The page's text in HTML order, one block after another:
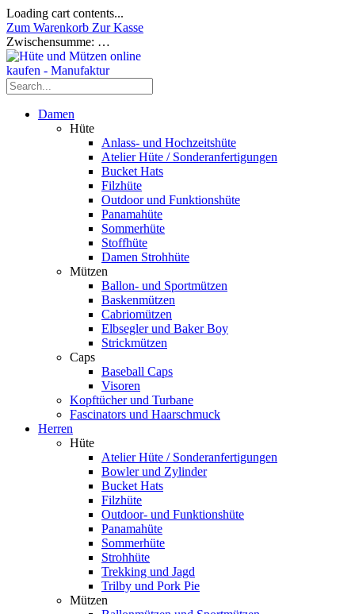
Loading cart contents...
Zum Warenkorb Zur Kasse
Zwischensumme: …
Damen
Hüte
Anlass- und Hochzeitshüte
Atelier Hüte / Sonderanfertigungen
Bucket Hats
Filzhüte
Outdoor und Funktionshüte
Panamahüte
Sommerhüte
Stoffhüte
Damen Strohhüte
Mützen
Ballon- und Sportmützen
Baskenmützen
Cabriomützen
Elbsegler und Baker Boy
Strickmützen
Caps
Baseball Caps
Visoren
Kopftücher und Turbane
Fascinators und Haarschmuck
Herren
Hüte
Atelier Hüte / Sonderanfertigungen
Bowler und Zylinder
Bucket Hats
Filzhüte
Outdoor- und Funktionshüte
Panamahüte
Sommerhüte
Strohhüte
Trekking und Jagd
Trilby und Pork Pie
Mützen